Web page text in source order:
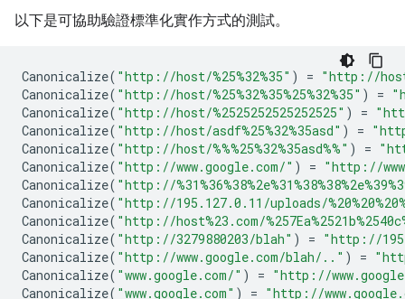
以下是可協助驗證標準化實作方式的測試。
Canonicalize( "http://host/%25%32%35" ) = "http://
Canonicalize( "http://host/%25%32%35%25%32%35" ) =
Canonicalize( "http://host/%2525252525252525" ) =
Canonicalize( "http://host/asdf%25%32%35asd" ) =
Canonicalize( "http://host/%%%25%32%35asd%%" ) =
Canonicalize( "http://www.google.com/" ) = "http://
Canonicalize( "http://%31%36%38%2e%31%38%38%2e%39%
Canonicalize( "http://195.127.0.11/uploads/%20%20
Canonicalize( "http://host%23.com/%257Ea%2521b
Canonicalize( "http://3279880203/blah" ) = "http://
Canonicalize( "http://www.google.com/blah/.." ) =
Canonicalize( "www.google.com/" ) = "http://
Canonicalize( "www.google.com" ) = "http://